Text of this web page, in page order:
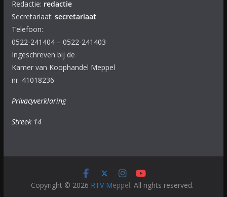
Redactie: redactie
Secretariaat: secretariaat
Telefoon:
0522-241404 – 0522-241403
Ingeschreven bij de
Kamer van Koophandel Meppel
nr. 41018236
Privacyverklaring
Streek 14
Copyright © 2026 RTV Meppel. All rights reserved.